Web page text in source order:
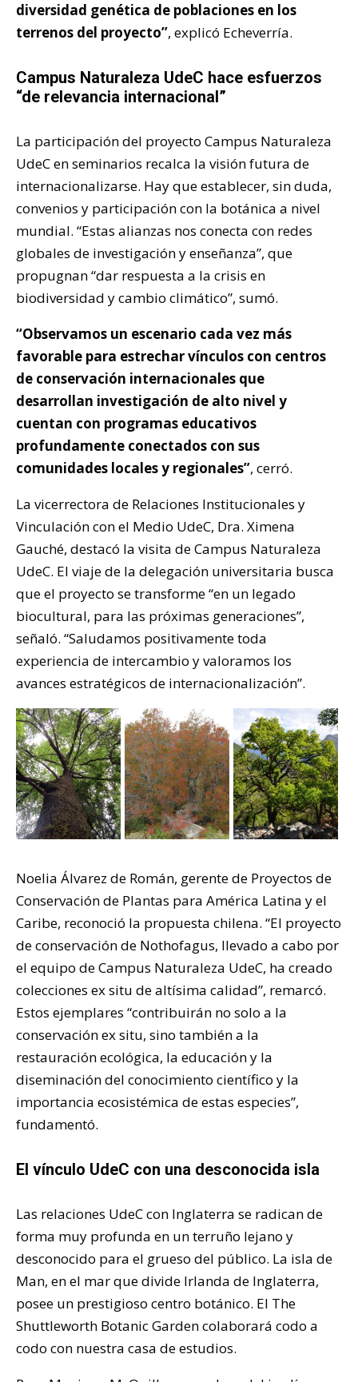
diversidad genética de poblaciones en los
terrenos del proyecto”, explicó Echeverría.
Campus Naturaleza UdeC hace esfuerzos
“de relevancia internacional”
La participación del proyecto Campus Naturaleza
UdeC en seminarios recalca la visión futura de
internacionalizarse. Hay que establecer, sin duda,
convenios y participación con la botánica a nivel
mundial. “Estas alianzas nos conecta con redes
globales de investigación y enseñanza”, que
propugnan “dar respuesta a la crisis en
biodiversidad y cambio climático”, sumó.
“Observamos un escenario cada vez más
favorable para estrechar vínculos con centros
de conservación internacionales que
desarrollan investigación de alto nivel y
cuentan con programas educativos
profundamente conectados con sus
comunidades locales y regionales”, cerró.
La vicerrectora de Relaciones Institucionales y
Vinculación con el Medio UdeC, Dra. Ximena
Gauché, destacó la visita de Campus Naturaleza
UdeC. El viaje de la delegación universitaria busca
que el proyecto se transforme “en un legado
biocultural, para las próximas generaciones”,
señaló. “Saludamos positivamente toda
experiencia de intercambio y valoramos los
avances estratégicos de internacionalización”.
Noelia Álvarez de Román, gerente de Proyectos de
Conservación de Plantas para América Latina y el
Caribe, reconoció la propuesta chilena. “El proyecto
de conservación de Nothofagus, llevado a cabo por
el equipo de Campus Naturaleza UdeC, ha creado
colecciones ex situ de altísima calidad”, remarcó.
Estos ejemplares “contribuirán no solo a la
conservación ex situ, sino también a la
restauración ecológica, la educación y la
diseminación del conocimiento científico y la
importancia ecosistémica de estas especies”,
fundamentó.
El vínculo UdeC con una desconocida isla
Las relaciones UdeC con Inglaterra se radican de
forma muy profunda en un terruño lejano y
desconocido para el grueso del público. La isla de
Man, en el mar que divide Irlanda de Inglaterra,
posee un prestigioso centro botánico. El The
Shuttleworth Botanic Garden colaborará codo a
codo con nuestra casa de estudios.